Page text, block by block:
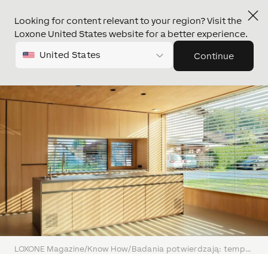
Looking for content relevant to your region? Visit the
Loxone United States website for a better experience.
United States Continue
LOXONE Magazine/Know How/ Badania potwierdzają: temperaturę w budynku można obniżyć nawet o 9°C dzięki inteligentnemu zacienianiu